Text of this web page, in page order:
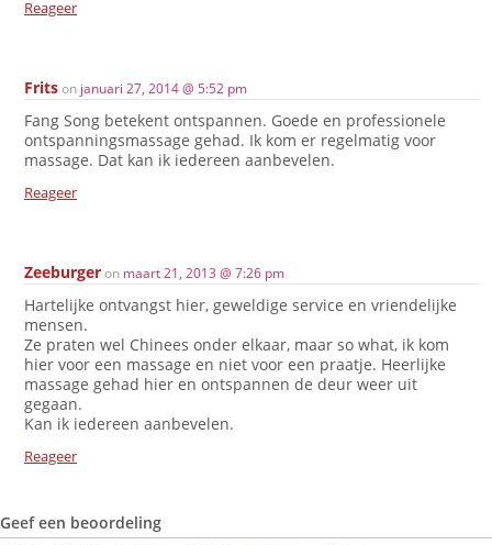
Reageer
Fritson januari 27, 2014 @ 5:52 pm
Fang Song betekent ontspannen. Goede en professionele
ontspanningsmassage gehad. Ik kom er regelmatig voor
massage. Dat kan ik iedereen aanbevelen.
Reageer
Zeeburgeron maart 21, 2013 @ 7:26 pm
Hartelijke ontvangst hier, geweldige service en vriendelijke
mensen.
Ze praten wel Chinees onder elkaar, maar so what, ik kom
hier voor een massage en niet voor een praatje. Heerlijke
massage gehad hier en ontspannen de deur weer uit
gegaan.
Kan ik iedereen aanbevelen.
Reageer
Geef een beoordeling